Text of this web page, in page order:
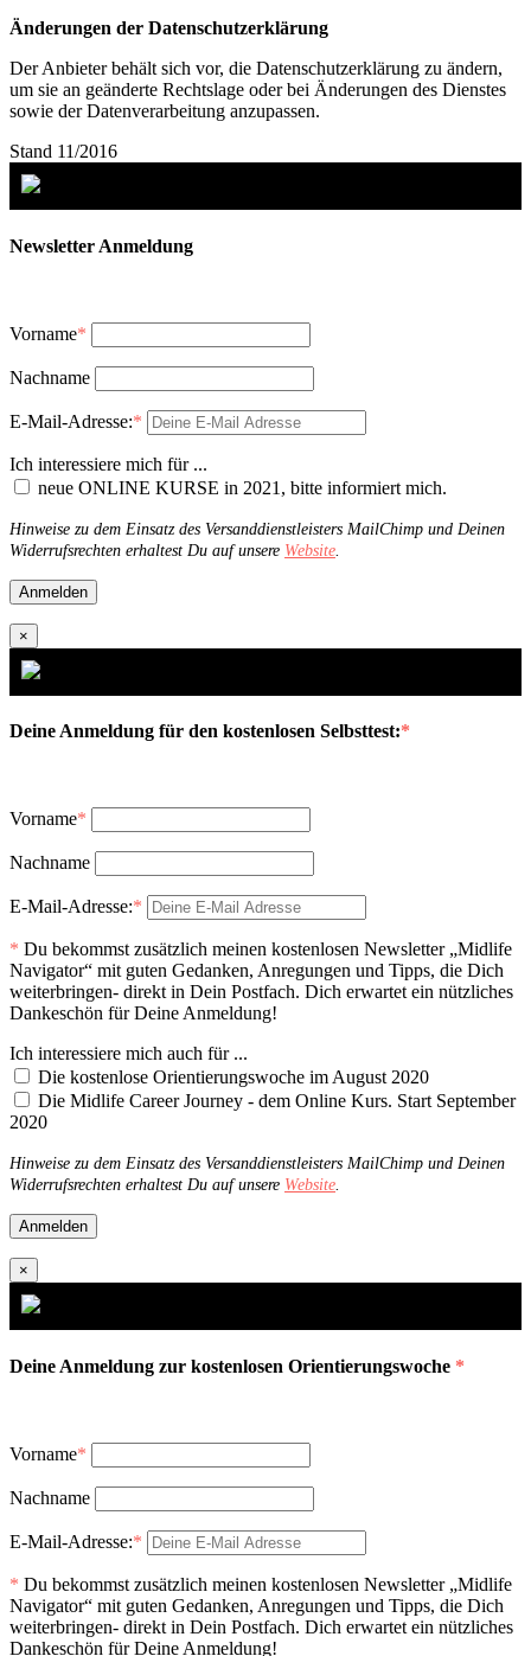
Änderungen der Datenschutzerklärung
Der Anbieter behält sich vor, die Datenschutzerklärung zu ändern,
um sie an geänderte Rechtslage oder bei Änderungen des Dienstes
sowie der Datenverarbeitung anzupassen.
Stand 11/2016
Newsletter Anmeldung
Vorname*
Nachname
E-Mail-Adresse:*
Ich interessiere mich für ...
neue ONLINE KURSE in 2021, bitte informiert mich.
Hinweise zu dem Einsatz des Versanddienstleisters MailChimp und Deinen
Widerrufsrechten erhaltest Du auf unsere Website
×
Deine Anmeldung für den kostenlosen Selbsttest:*
Vorname*
Nachname
E-Mail-Adresse:*
* Du bekommst zusätzlich meinen kostenlosen Newsletter „Midlife
Navigator“ mit guten Gedanken, Anregungen und Tipps, die Dich
weiterbringen- direkt in Dein Postfach. Dich erwartet ein nützliches
Dankeschön für Deine Anmeldung!
Ich interessiere mich auch für ...
Die kostenlose Orientierungswoche im August 2020
Die Midlife Career Journey - dem Online Kurs. Start September
2020
Hinweise zu dem Einsatz des Versanddienstleisters MailChimp und Deinen
Widerrufsrechten erhaltest Du auf unsere Website.
×
Deine Anmeldung zur kostenlosen Orientierungswoche *
Vorname*
Nachname
E-Mail-Adresse:*
* Du bekommst zusätzlich meinen kostenlosen Newsletter „Midlife
Navigator“ mit guten Gedanken, Anregungen und Tipps, die Dich
weiterbringen- direkt in Dein Postfach. Dich erwartet ein nützliches
Dankeschön für Deine Anmeldung!